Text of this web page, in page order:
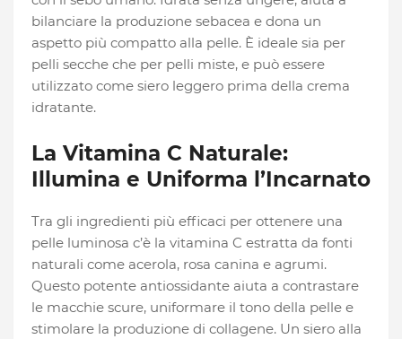
bilanciare la produzione sebacea e dona un
aspetto più compatto alla pelle. È ideale sia per
pelli secche che per pelli miste, e può essere
utilizzato come siero leggero prima della crema
idratante.
La Vitamina C Naturale:
Illumina e Uniforma l’Incarnato
Tra gli ingredienti più efficaci per ottenere una
pelle luminosa c’è la vitamina C estratta da fonti
naturali come acerola, rosa canina e agrumi.
Questo potente antiossidante aiuta a contrastare
le macchie scure, uniformare il tono della pelle e
stimolare la produzione di collagene. Un siero alla